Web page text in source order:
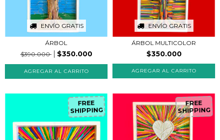
ENVÍO GRATIS
ÁRBOL
$390.000
$350.000
ENVÍO GRATIS
ÁRBOL MULTICOLOR
$350.000
FREE
SHIPPING
FREE
SHIPPING